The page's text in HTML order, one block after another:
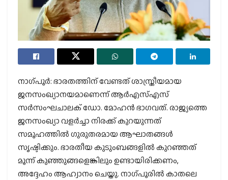
നാഗ്പൂര്‍: ഭാരതത്തിന് വേണ്ടത് ശാസ്ത്രീയമായ
ജനസംഖ്യാനയമാണെന്ന് ആര്‍എസ്എസ്
സര്‍സംഘചാലക് ഡോ. മോഹന്‍ ഭാഗവത്. രാജ്യത്തെ
ജനസംഖ്യാ വളര്‍ച്ചാ നിരക്ക് കുറയുന്നത്
സമൂഹത്തില്‍ ഗുരുതരമായ ആഘാതങ്ങള്‍
സൃഷ്ടിക്കും. ഭാരതീയ കുടുംബങ്ങളില്‍ കുറഞ്ഞത്
മൂന്ന് കുഞ്ഞുങ്ങളെങ്കിലും ഉണ്ടായിരിക്കണം,
അദ്ദേഹം ആഹ്വാനം ചെയ്തു. നാഗ്പൂരില്‍ കാതലെ